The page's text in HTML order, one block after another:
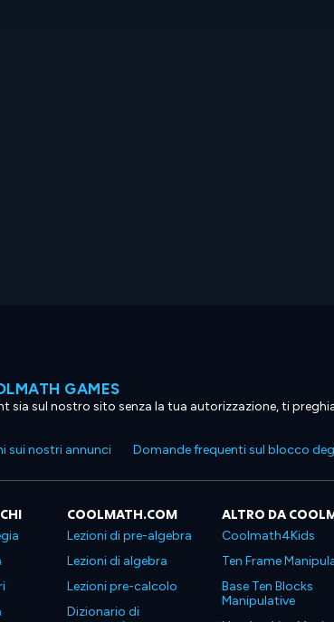
GAMES
sul nostro sito senza la tua autorizzazione, ti
sui nostri annunci Domande frequenti sul blocco
COOLMATH.COM
Lezioni di pre-algebra
Lezioni di algebra
Lezioni pre-calcolo
Dizionario di
ALTRO DA
Coolmath4Kids
Ten Frame
Base Ten Blocks
Manipulative